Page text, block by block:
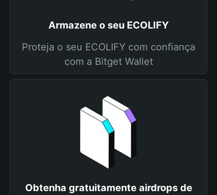
Armazene o seu ECOLIFY
Proteja o seu ECOLIFY com confiança
com a Bitget Wallet
Obtenha gratuitamente airdrops de